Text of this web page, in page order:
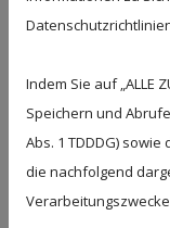
Die
Ob Haustier
ausführlich bei
und der
Online-Shop
Zuhause aus
Hund, Katze und
Indem Sie auf „ALLE
Speichern und
Abs. 1 TDDDG)
die nachfolgend
Verarbeitungszwecke